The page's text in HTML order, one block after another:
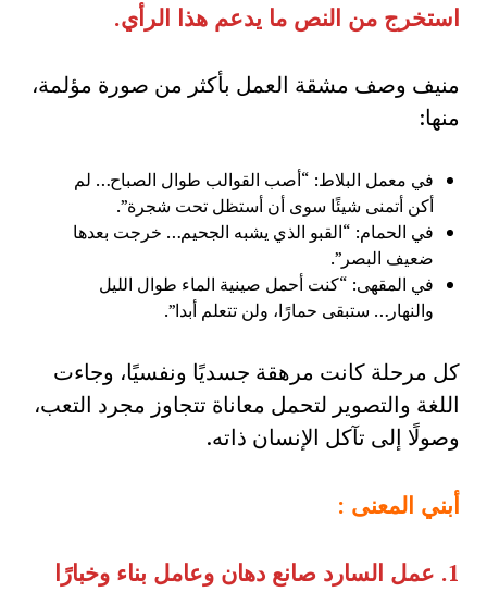
استخرج من النص ما يدعم هذا الرأي.
منيف وصف مشقة العمل بأكثر من صورة مؤلمة،
منها:
في معمل البلاط: “أصب القوالب طوال الصباح… لم
أكن أتمنى شيئًا سوى أن أستظل تحت شجرة”.
في الحمام: “القبو الذي يشبه الجحيم… خرجت بعدها
ضعيف البصر”.
في المقهى: “كنت أحمل صينية الماء طوال الليل
والنهار… ستبقى حمارًا، ولن تتعلم أبدا”.
كل مرحلة كانت مرهقة جسديًا ونفسيًا، وجاءت
اللغة والتصوير لتحمل معاناة تتجاوز مجرد التعب،
وصولًا إلى تآكل الإنسان ذاته.
أبني المعنى :
1. عمل السارد صانع دهان وعامل بناء وخبارًا